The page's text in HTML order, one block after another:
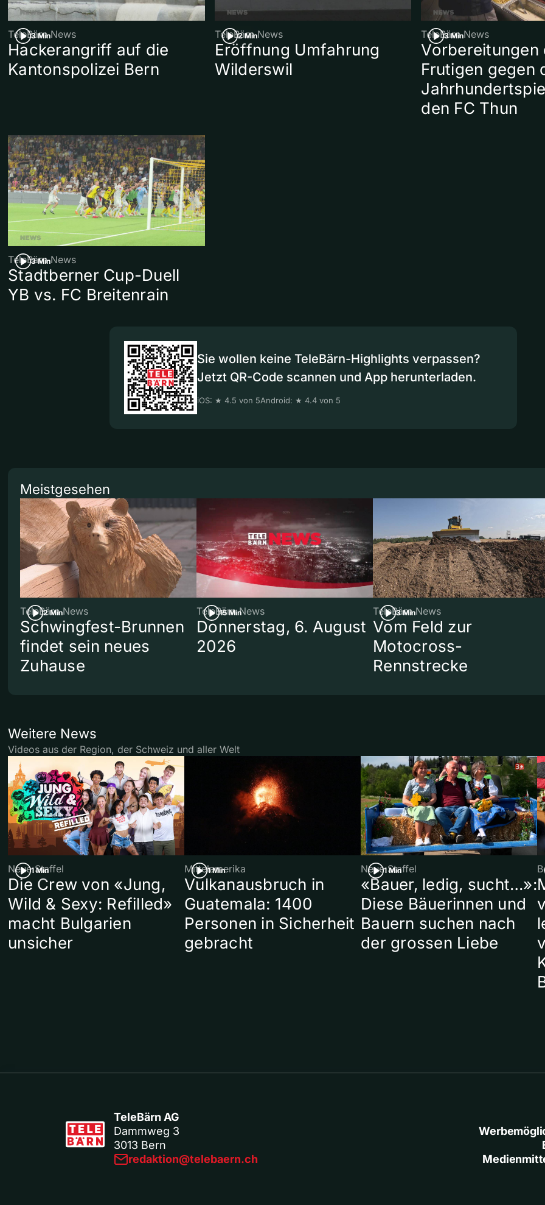
3 Min
TeleBärn News
Hackerangriff auf die
Kantonspolizei Bern
2 Min
TeleBärn News
Eröffnung Umfahrung
Wilderswil
3 Min
TeleBärn News
Vorbereitungen
Frutigen gegen
den FC Thun
3 Min
TeleBärn News
Stadtberner Cup-Duell
YB vs. FC Breitenrain
Sie wollen keine TeleBärn-Highlights verpassen?
Jetzt QR-Code scannen und App herunterladen.
iOS: ★ 4.5 von 5Android: ★ 4.4 von 5
Meistgesehen
2 Min
TeleBärn News
Schwingfest-Brunnen
findet sein neues
Zuhause
15 Min
TeleBärn News
Donnerstag, 6. August
2026
3 Min
TeleBärn News
Vom Feld zur
Motocross-
Rennstrecke
Weitere News
Videos aus der Region, der Schweiz und aller Welt
1 Min
Neue Staffel
Die Crew von «Jung,
Wild & Sexy: Refilled»
macht Bulgarien
unsicher
1 Min
Mittelamerika
Vulkanausbruch in
Guatemala: 1400
Personen in Sicherheit
gebracht
1 Min
Neue Staffel
«Bauer, ledig, sucht…»:
Diese Bäuerinnen und
Bauern suchen nach
der grossen Liebe
TeleBärn AG
Dammweg 3
3013 Bern
redaktion@telebaern.ch